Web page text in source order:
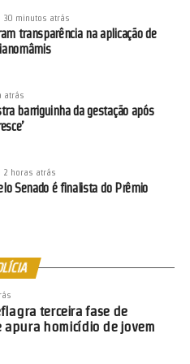
Messenger
Share
homologa
a
30 minutos atrás
transparência na aplicação de
atrás
barriguinha da gestação após
2 horas atrás
Senado é finalista do Prêmio
terceira fase de
homicídio de jovem